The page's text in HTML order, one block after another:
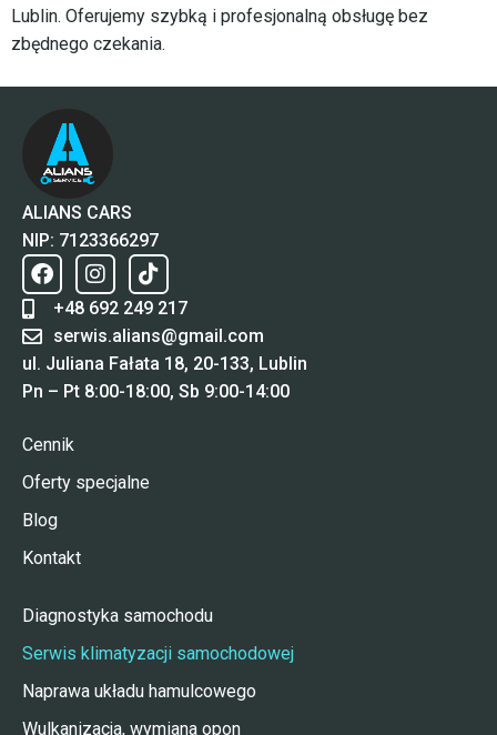
Lublin. Oferujemy szybką i profesjonalną obsługę bez
zbędnego czekania.
ALIANS CARS
NIP: 7123366297
+48 692 249 217
serwis.alians@gmail.com
ul. Juliana Fałata 18, 20-133, Lublin
Pn – Pt 8:00-18:00, Sb 9:00-14:00
Cennik
Oferty specjalne
Blog
Kontakt
Diagnostyka samochodu
Serwis klimatyzacji samochodowej
Naprawa układu hamulcowego
Wulkanizacja, wymiana opon